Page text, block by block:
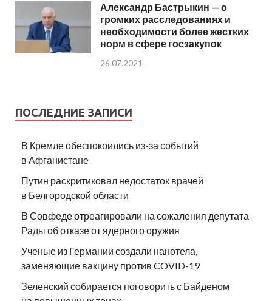
Александр Бастрыкин — о
громких расследованиях и
необходимости более жестких
норм в сфере госзакупок
26.07.2021
ПОСЛЕДНИЕ ЗАПИСИ
В Кремле обеспокоились из-за событий
в Афганистане
Путин раскритиковал недостаток врачей
в Белгородской области
В Совфеде отреагировали на сожаления депутата
Рады об отказе от ядерного оружия
Ученые из Германии создали нанотела,
заменяющие вакцину против COVID-19
Зеленский собирается поговорить с Байденом